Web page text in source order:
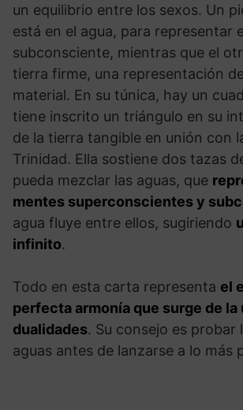
un equilibrio entre los sexos. Un
está en el agua, para representar
subconsciente, mientras que el
tierra firme, una representación
material. En su túnica, hay un
tiene inscrito un triángulo en su
de la tierra tangible en unión con
Trinidad. Ella sostiene dos tazas
pueda mezclar las aguas, que
mentes superconscientes y
agua fluye entre ellos, sugiriendo
infinito.
Todo en esta carta representa el
perfecta armonía que surge de la
dualidades. Su consejo es probar
aguas antes de lanzarse a lo más